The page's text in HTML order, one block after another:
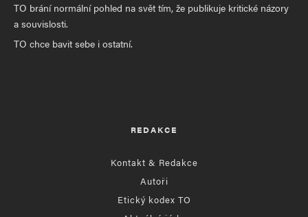
TO brání normální pohled na svět tím, že publikuje kritické názory
a souvislosti.
TO chce bavit sebe i ostatní.
REDAKCE
Kontakt & Redakce
Autoři
Etický kodex TO